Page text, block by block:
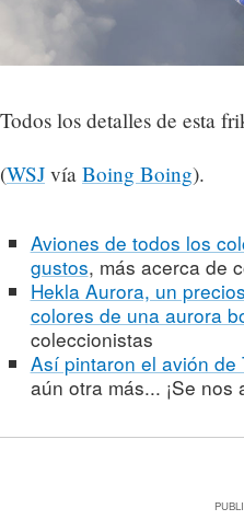
Todos los detalles de esta
(WSJ vía Boing Boing).
Aviones de todos los
gustos, más acerca de
Hekla Aurora, un
colores de una aurora
coleccionistas
Así pintaron el avión
aún otra más... ¡Se nos